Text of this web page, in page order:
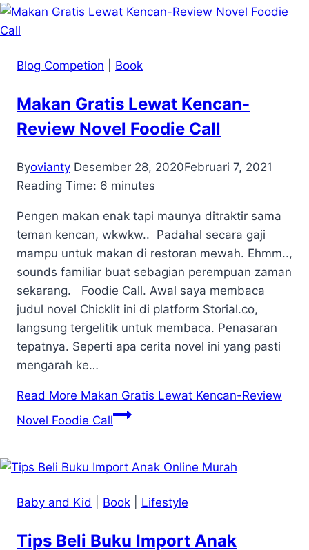
Blog Competion Book
Makan Gratis Lewat Kencan-
Review Novel Foodie Call
Byovianty Desember 28, 2020Februari 7, 2021
Reading Time: 6 minutes
Pengen makan enak tapi maunya ditraktir sama
teman kencan, wkwkw.. Padahal secara gaji
mampu untuk makan di restoran mewah. Ehmm..,
sounds familiar buat sebagian perempuan zaman
sekarang. Foodie Call. Awal saya membaca
judul novel Chicklit ini di platform Storial.co,
langsung tergelitik untuk membaca. Penasaran
tepatnya. Seperti apa cerita novel ini yang pasti
mengarah ke…
Read More Makan Gratis Lewat Kencan-Review
Novel Foodie Call
Baby and Kid Book Lifestyle
Tips Beli Buku Import Anak